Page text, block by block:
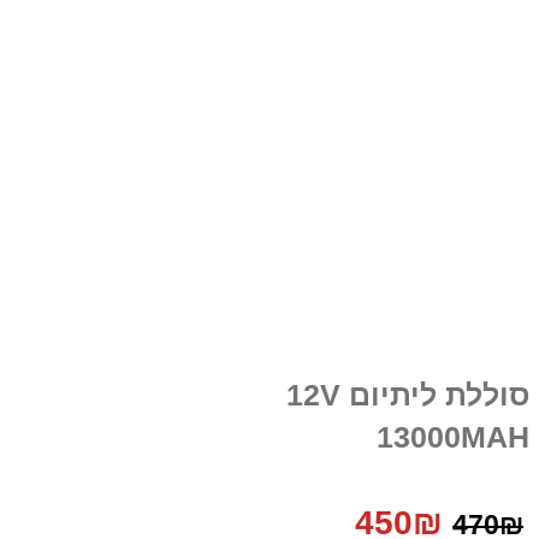
סוללת ליתיום 12V
13000MAH
470₪ המחיר
450₪ המחיר